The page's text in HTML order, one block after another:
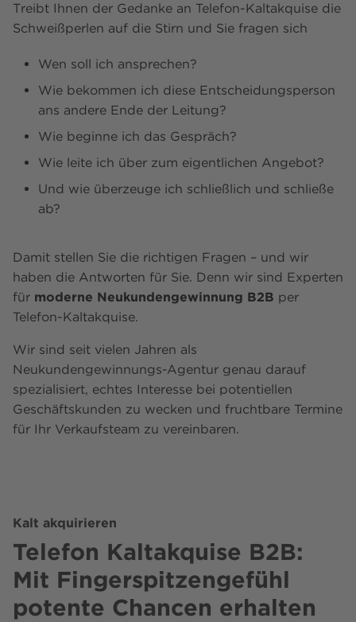
Treibt Ihnen der Gedanke an Telefon-Kaltakquise die
Schweißperlen auf die Stirn und Sie fragen sich
Wen soll ich ansprechen?
Wie bekommen ich diese Entscheidungsperson
ans andere Ende der Leitung?
Wie beginne ich das Gespräch?
Wie leite ich über zum eigentlichen Angebot?
Und wie überzeuge ich schließlich und schließe
ab?
Damit stellen Sie die richtigen Fragen – und wir
haben die Antworten für Sie. Denn wir sind Experten
für moderne Neukundengewinnung B2B per
Telefon-Kaltakquise.
Wir sind seit vielen Jahren als
Neukundengewinnungs-Agentur genau darauf
spezialisiert, echtes Interesse bei potentiellen
Geschäftskunden zu wecken und fruchtbare Termine
für Ihr Verkaufsteam zu vereinbaren.
Kalt akquirieren
Telefon Kaltakquise B2B:
Mit Fingerspitzengefühl
potente Chancen erhalten